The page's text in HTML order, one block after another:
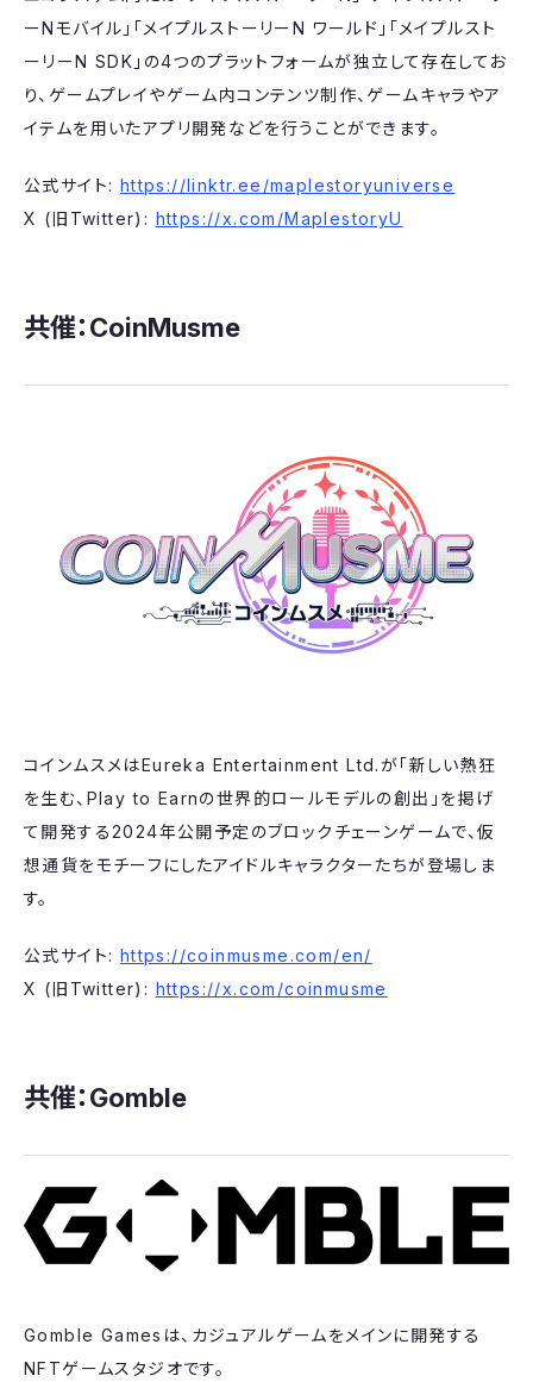
ーNモバイル」「メイプルストーリーN ワールド」「メイプルスト
ーリーN SDK」の4つのプラットフォームが独立して存在してお
り、ゲームプレイやゲーム内コンテンツ制作、ゲームキャラやア
イテムを用いたアプリ開発などを行うことができます。
公式サイト: https://linktr.ee/maplestoryuniverse
X (旧Twitter): https://x.com/MaplestoryU
共催：​CoinMusme
コインムスメはEureka Entertainment Ltd.が「新しい熱狂
を生む、Play to Earnの世界的ロールモデルの創出」を掲げ
て開発する2024年公開予定のブロックチェーンゲームで、仮
想通貨をモチーフにしたアイドルキャラクターたちが登場しま
す。
公式サイト: https://coinmusme.com/en/
X (旧Twitter): https://x.com/coinmusme
共催：Gomble
Gomble Gamesは、カジュアルゲームをメインに開発する
NFTゲームスタジオです。